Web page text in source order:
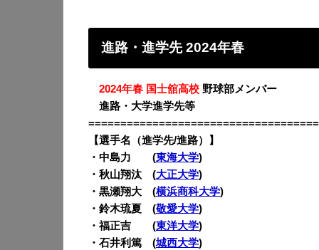
進路・進学先 2024年春
2024年春 国士舘高校 野球部メンバー
進路・大学進学先等
【選手名（進学先/進路）】
・中島力 (東海大学)
・秋山翔汰 (大正大学)
・黒瀬翔大 (横浜商科大学)
・鈴木琉夏 (敬愛大学)
・福正吉 (東洋大学)
・石井利篤 (城西大学)